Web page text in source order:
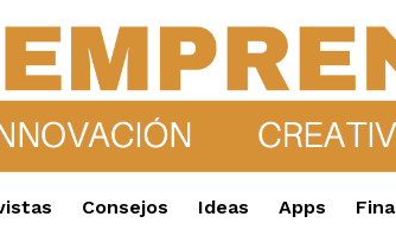
Consejos Ideas Apps